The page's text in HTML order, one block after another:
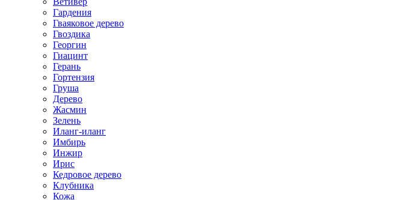
Гардения
Гваяковое дерево
Гвоздика
Георгин
Гиацинт
Герань
Гортензия
Груша
Дерево
Жасмин
Зелень
Иланг-иланг
Имбирь
Инжир
Ирис
Кедровое дерево
Клубника
Кожа